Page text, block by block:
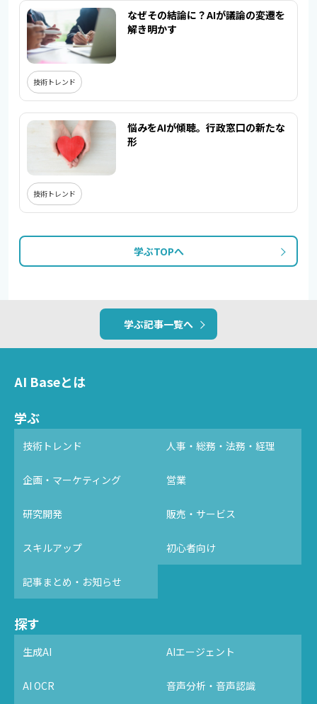
なぜその結論に？AIが議論の変遷を
解き明かす
技術トレンド
悩みをAIが傾聴。行政窓口の新たな
形
技術トレンド
学ぶTOPへ
学ぶ記事一覧へ
AI Baseとは
学ぶ
技術トレンド 人事・総務・法務・経理
企画・マーケティング 営業
研究開発 販売・サービス
スキルアップ 初心者向け
記事まとめ・お知らせ
探す
生成AI AIエージェント
AI OCR 音声分析・音声認識